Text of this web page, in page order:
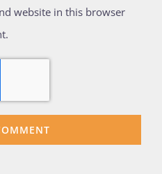
website in this browser